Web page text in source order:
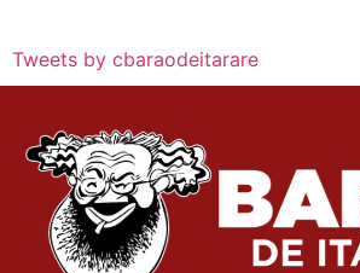
Tweets by cbaraodeitarare